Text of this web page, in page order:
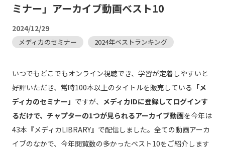
ミナー」アーカイブ動画ベスト10
2024/12/29
メディカのセミナー 2024年ベストランキング
いつでもどこでもオンライン視聴でき、学習が定着しやすいと
好評いただき、常時100本以上のタイトルを販売している 「メ
ディカのセミナー」 ですが、 メディカIDに登録してログインす
るだけで、チャプターの1つが見られるアーカイブ動画を今年は
43本『メディカLIBRARY』で配信しました。全ての動画アーカ
イブのなかで、今年閲覧数の多かったベスト10をご紹介します